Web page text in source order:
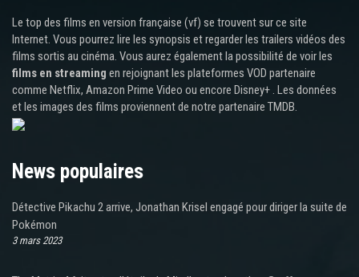
Le top des films en version française (vf) se trouvent sur ce site
Internet. Vous pourrez lire les synopsis et regarder les trailers vidéos des
films sortis au cinéma. Vous aurez également la possibilité de voir les
films en streaming en rejoignant les plateformes VOD partenaire
comme Netflix, Amazon Prime Video ou encore Disney+ . Les données
et les images des films proviennent de notre partenaire TMDB.
News populaires
Détective Pikachu 2 arrive, Jonathan Krisel engagé pour diriger la suite de
Pokémon
3 mars 2023